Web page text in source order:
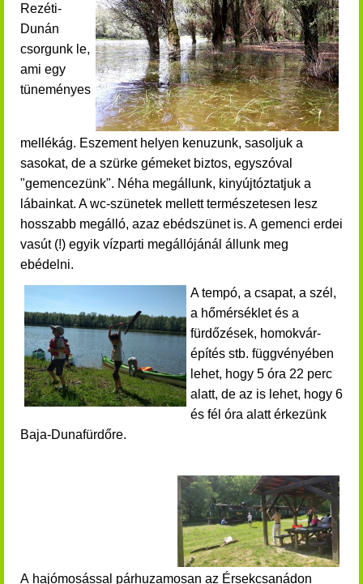
Rezéti-
Dunán
csorgunk le,
ami egy
tüneményes
mellékág. Eszement helyen kenuzunk, sasoljuk a
sasokat, de a szürke gémeket biztos, egyszóval
"gemencezünk". Néha megállunk, kinyújtóztatjuk a
lábainkat. A wc-szünetek mellett természetesen lesz
hosszabb megálló, azaz ebédszünet is. A gemenci erdei
vasút (!) egyik vízparti megállójánál állunk meg
ebédelni.
A tempó, a csapat, a szél,
a hőmérséklet és a
fürdőzések, homokvár-
építés stb. függvényében
lehet, hogy 5 óra 22 perc
alatt, de az is lehet, hogy 6
és fél óra alatt érkezünk
Baja-Dunafürdőre.
A hajómosással párhuzamosan az Érsekcsanádon